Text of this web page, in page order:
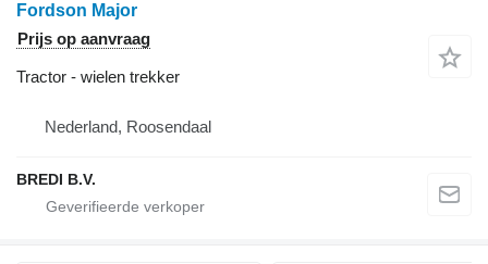
Fordson Major
Prijs op aanvraag
Tractor - wielen trekker
Nederland, Roosendaal
BREDI B.V.